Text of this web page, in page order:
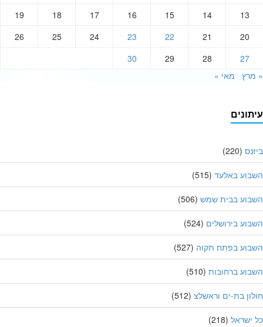
13
14
15
16
17
18
19
20
22
23
24
25
26
27
28
29
30
מאי »
(220)
באלעד(515)
בבית שמש(506)
בירושלים(524)
בפתח תקוה(527)
ברחובות(510)
בת-ים וראשלצ(512)
(218)